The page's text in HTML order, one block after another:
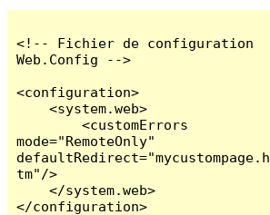
<!-- Fichier de configuration
Web.Config -->
<configuration>
    <system.web>
        <customErrors
mode="RemoteOnly"
defaultRedirect="mycustompage.h
tm"/>
    </system.web>
</configuration>